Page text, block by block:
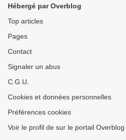
Hébergé par Overblog
Top articles
Pages
Contact
Signaler un abus
C.G.U.
Cookies et données personnelles
Préférences cookies
Voir le profil de sur le portail Overblog